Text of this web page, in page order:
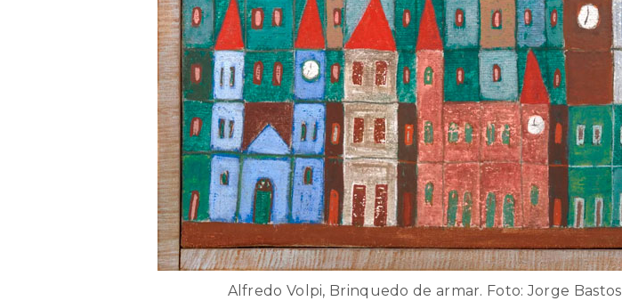
Alfredo Volpi, Brinquedo de armar. Foto: Jorge Bastos